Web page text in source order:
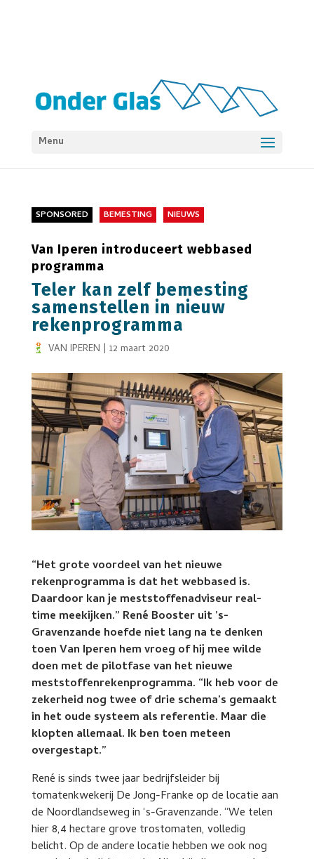
Menu
SPONSORED BEMESTING NIEUWS
Van Iperen introduceert webbased
programma
Teler kan zelf bemesting
samenstellen in nieuw
rekenprogramma
VAN IPEREN | 12 maart 2020
“Het grote voordeel van het nieuwe
rekenprogramma is dat het webbased is.
Daardoor kan je meststoffenadviseur real-
time meekijken.” René Booster uit ’s-
Gravenzande hoefde niet lang na te denken
toen Van Iperen hem vroeg of hij mee wilde
doen met de pilotfase van het nieuwe
meststoffenrekenprogramma. “Ik heb voor de
zekerheid nog twee of drie schema’s gemaakt
in het oude systeem als referentie. Maar die
klopten allemaal. Ik ben toen meteen
overgestapt.”
René is sinds twee jaar bedrijfsleider bij
tomatenkwekerij De Jong-Franke op de locatie aan
de Noordlandseweg in ‘s-Gravenzande. “We telen
hier 8,4 hectare grove trostomaten, volledig
belicht. Op de andere locatie hebben we ook nog